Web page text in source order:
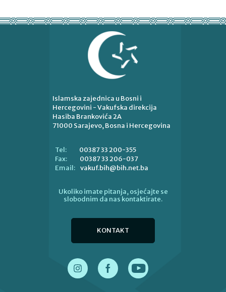
Islamska zajednica u Bosni i
Hercegovini - Vakufska direkcija
Hasiba Brankovića 2A
71000 Sarajevo, Bosna i Hercegovina
Tel:
00387 33 200-355
Fax:
00387 33 206-037
Email: vakuf.bih@bih.net.ba
Ukoliko imate pitanja, osjećajte se
slobodnim da nas kontaktirate.
KONTAKT